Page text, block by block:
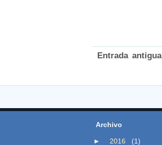
Entrada antigua
Archivo
► 2016 (1)